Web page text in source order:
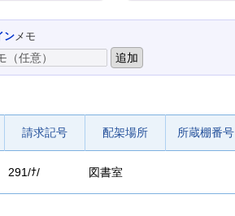
ンメモ
請求記号 配架場所 所蔵棚番号
291/ﾅ/ 図書室